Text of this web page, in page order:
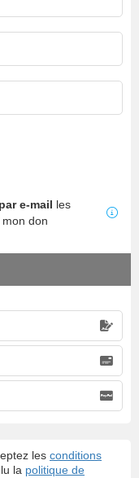
par e-mail les
don
les conditions
la politique de